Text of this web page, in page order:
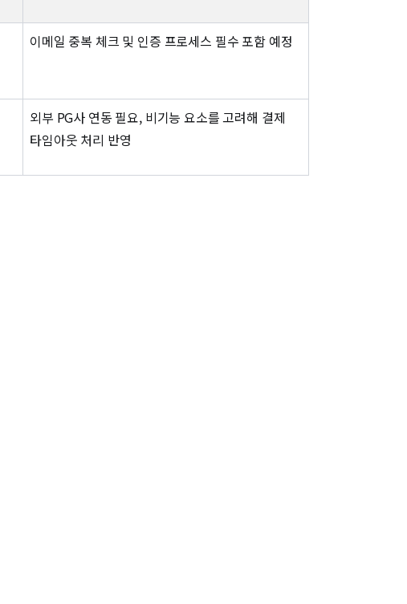
이메일 중복 체크 및 인증 프로세스 필수 포함 예정
외부 PG사 연동 필요, 비기능 요소를 고려해 결제
타임아웃 처리 반영